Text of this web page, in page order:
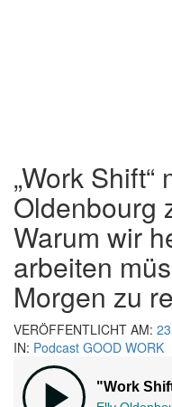
„Work Shift“
Oldenbourg
Warum wir
arbeiten
Morgen zu
VERÖFFENTLICHT AM:
IN: Podcast GOOD WORK